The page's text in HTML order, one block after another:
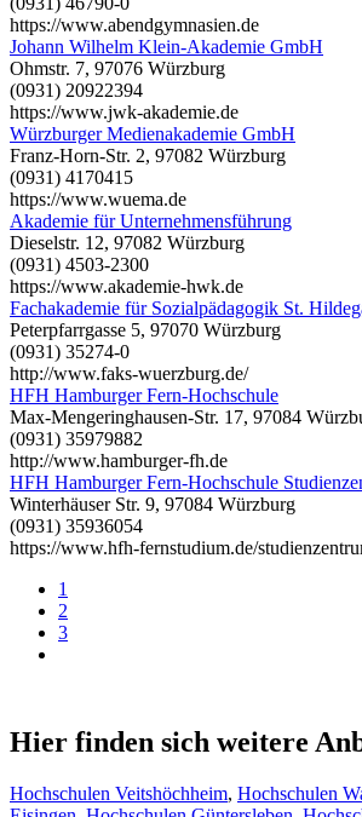
https://www.abendgymnasien.de
Johann Wilhelm Klein-Akademie GmbH
Ohmstr. 7, 97076 Würzburg
(0931) 20922394
https://www.jwk-akademie.de
Würzburger Medienakademie GmbH
Franz-Horn-Str. 2, 97082 Würzburg
(0931) 4170415
https://www.wuema.de
Akademie für Unternehmensführung
Dieselstr. 12, 97082 Würzburg
(0931) 4503-2300
https://www.akademie-hwk.de
Fachakademie für Sozialpädagogik St.
Peterpfarrgasse 5, 97070 Würzburg
(0931) 35274-0
http://www.faks-wuerzburg.de/
HFH Hamburger Fern-Hochschule
Max-Mengeringhausen-Str. 17, 97084
(0931) 35979882
http://www.hamburger-fh.de
HFH Hamburger Fern-Hochschule
Winterhäuser Str. 9, 97084 Würzburg
(0931) 35936054
https://www.hfh-fernstudium.de/
1
2
3
Hier finden sich weitere
Hochschulen Veitshöchheim, Hochschulen